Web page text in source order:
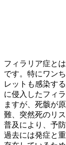
フィラリア症と
です。特にワン
レットも感染す
に侵入したフィ
ますが、死骸が
難、突然死のリ
普及により、予
過去には発症と